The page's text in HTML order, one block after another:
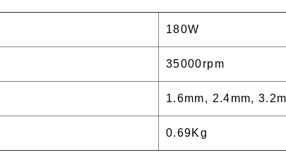
180W
35000rpm
1.6mm, 2.4mm,
0.69Kg